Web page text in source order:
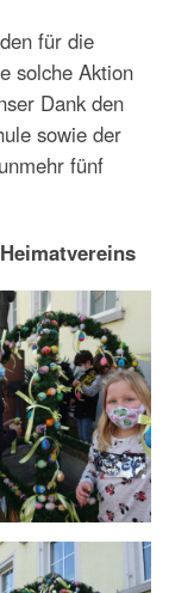
für die
solche Aktion
Dank den
sowie der
fünf